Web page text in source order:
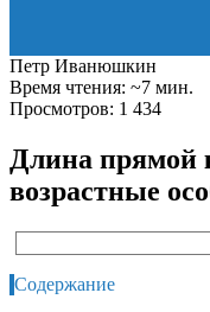
Петр Иванюшкин
Время чтения: ~7 мин.
Просмотров: 1 434
Длина прямой
возрастные
Содержание